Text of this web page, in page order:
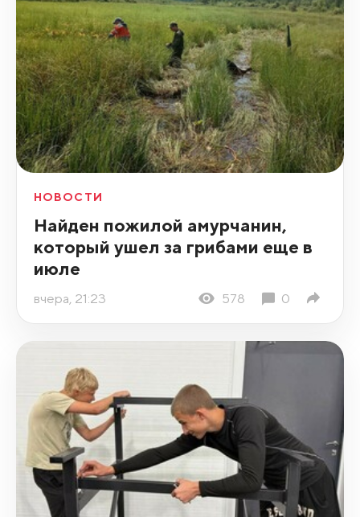
НОВОСТИ
Найден пожилой амурчанин,
который ушел за грибами еще в
июле
вчера, 21:23 578 0